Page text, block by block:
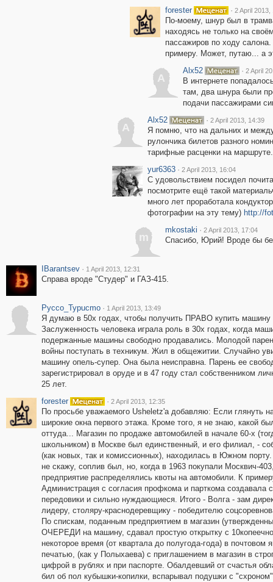
forester · 2 April 2013,
По-моему, шнур был в
находясь не только на
пассажиров по ходу
примеру. Может, путаю... а
A
Alx52 · 2 April
В интернете
там, два шнура были
подачи пассажирами
A
Alx52 · 2 April 2013, 14:39
Я помню, что на дальних и
рулончика билетов разного
тарифные расценки на
yur6363 · 2 April 2013, 16:04
С удовольствием посидел
посмотрите ещё такой
много лет проработала
фотографии на эту тему) http://
m
mkostaki · 2 April 2013, 17:04
Спасибо, Юрий! Вроде бы
IBarantsev · 1 April 2013, 12:31
Справа вроде "Студер" и ГАЗ-415.
Pycco_Typucmo · 1 April 2013, 13:49
Я думаю в 50х годах, чтобы получить ПРАВО купить машину
Заслуженность человека играла роль в 30х годах, когда
подержанные машины свободно продавались. Молодой
войны поступать в техникум. Жил в общежитии. Случайно
машину опель-супер. Она была неисправна. Парень ее
зарегистрировал в оруде и в 47 году стал собственником
25 лет.
forester
· 2 April 2013, 12:35
По просьбе уважаемого Usheletz'a добавляю: Если глянуть
широкие окна первого этажа. Кроме того, я не знаю, какой
оттуда... Магазин по продаже автомобилей в начале 60-х
школьником) в Москве был единственный, и его филиал, -
(как новых, так и комиссионных), находилась в Южном
не скажу, соплив был, но, когда в 1963 покупали Москвич-
предприятие распределялись квоты на автомобили. К
Администрация с согласия профкома и парткома создавала
передовики и сильно нуждающиеся. Итого - Волга - зам
лидеру, столяру-краснодеревщику - победителю
По спискам, поданным предприятием в магазин
ОЧЕРЕДИ на машину, сдавал простую открытку с
некоторое время (от квартала до полугода-года) в
печатью, (как у Полыхаева) с приглашением в магазин в
цифрой в рублях и при паспорте. Обалдевший от счастья
бил об пол кубышки-копилки, вспарывал подушки с